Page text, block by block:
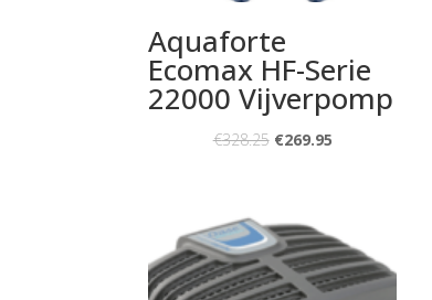
Aquaforte
Ecomax HF-Serie
22000 Vijverpomp
€328.25 €269.95